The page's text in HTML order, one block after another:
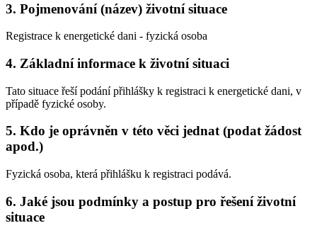
3. Pojmenování (název) životní situace
Registrace k energetické dani - fyzická osoba
4. Základní informace k životní situaci
Tato situace řeší podání přihlášky k registraci k energetické dani, v
případě fyzické osoby.
5. Kdo je oprávněn v této věci jednat (podat žádost
apod.)
Fyzická osoba, která přihlášku k registraci podává.
6. Jaké jsou podmínky a postup pro řešení životní
situace